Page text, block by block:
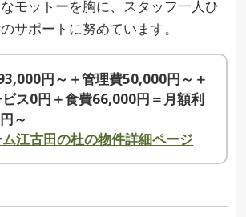
モットーを胸に、スタッフ一人ひ
サポートに努めています。
円～＋管理費50,000円～＋
ス0円＋食費66,000円＝月額利
～
江古田の杜の物件詳細ページ